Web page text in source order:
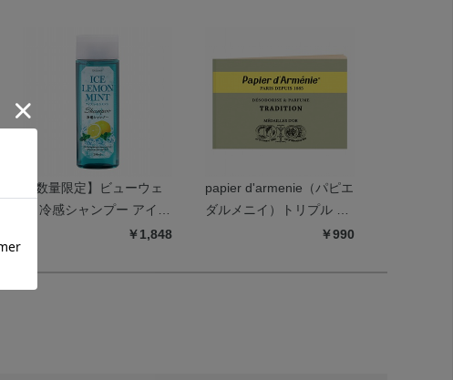
【数量限定】ビューウェ
ル 冷感シャンプー アイス
￥1,848
papier d'armenie（パピエ
ダルメニイ）トリプル ト
￥990